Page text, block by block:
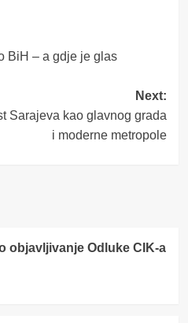
BiH – a gdje je glas
Next:
Sarajeva kao glavnog grada
i moderne metropole
objavljivanje Odluke CIK-a